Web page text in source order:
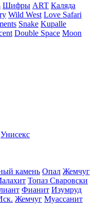
Шифры ART Каляда
Wild West Love Safari
Snake Kupalle
Double Space Moon
Унисекс
камень Опал Жемчуг
Топаз Сваровски
Фианит Изумруд
Жемчуг Муассанит